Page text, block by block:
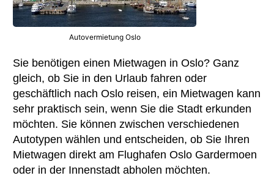
Autovermietung Oslo
Sie benötigen einen Mietwagen in Oslo? Ganz
gleich, ob Sie in den Urlaub fahren oder
geschäftlich nach Oslo reisen, ein Mietwagen kann
sehr praktisch sein, wenn Sie die Stadt erkunden
möchten. Sie können zwischen verschiedenen
Autotypen wählen und entscheiden, ob Sie Ihren
Mietwagen direkt am Flughafen Oslo Gardermoen
oder in der Innenstadt abholen möchten.